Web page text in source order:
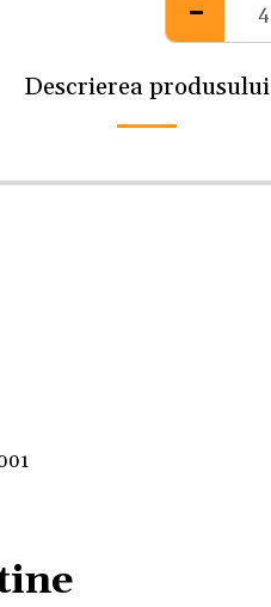
Descrierea produsului